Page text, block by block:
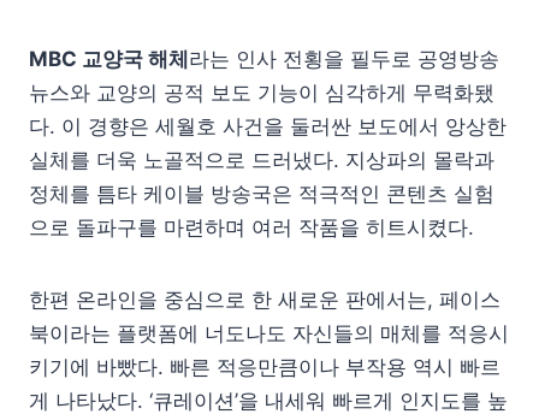
MBC 교양국 해체라는 인사 전횡을 필두로 공영방송
뉴스와 교양의 공적 보도 기능이 심각하게 무력화됐
다. 이 경향은 세월호 사건을 둘러싼 보도에서 앙상한
실체를 더욱 노골적으로 드러냈다. 지상파의 몰락과
정체를 틈타 케이블 방송국은 적극적인 콘텐츠 실험
으로 돌파구를 마련하며 여러 작품을 히트시켰다.
한편 온라인을 중심으로 한 새로운 판에서는, 페이스
북이라는 플랫폼에 너도나도 자신들의 매체를 적응시
키기에 바빴다. 빠른 적응만큼이나 부작용 역시 빠르
게 나타났다. ‘큐레이션’을 내세워 빠르게 인지도를 높